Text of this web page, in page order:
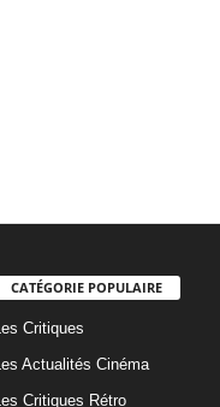
CATÉGORIE POPULAIRE
Les Critiques
Les Actualités Cinéma
Les Critiques Rétro